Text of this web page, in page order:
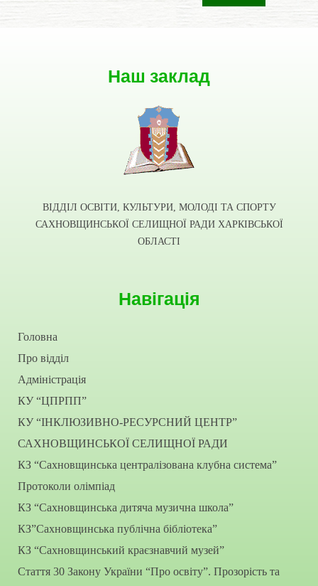
Наш заклад
ВІДДІЛ ОСВІТИ, КУЛЬТУРИ, МОЛОДІ ТА СПОРТУ
САХНОВЩИНСЬКОЇ СЕЛИЩНОЇ РАДИ ХАРКІВСЬКОЇ
ОБЛАСТІ
Навігація
Головна
Про відділ
Адміністрація
КУ “ЦПРПП”
КУ “ІНКЛЮЗИВНО-РЕСУРСНИЙ ЦЕНТР”
САХНОВЩИНСЬКОЇ СЕЛИЩНОЇ РАДИ
КЗ “Сахновщинська централізована клубна система”
Протоколи олімпіад
КЗ “Сахновщинська дитяча музична школа”
КЗ”Сахновщинська публічна бібліотека”
КЗ “Сахновщинський краєзнавчий музей”
Стаття 30 Закону України “Про освіту”. Прозорість та